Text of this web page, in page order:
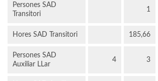
Persones SAD
Transitori
1
Hores SAD Transitori 185,66
Persones SAD
Auxiliar LLar
4 3